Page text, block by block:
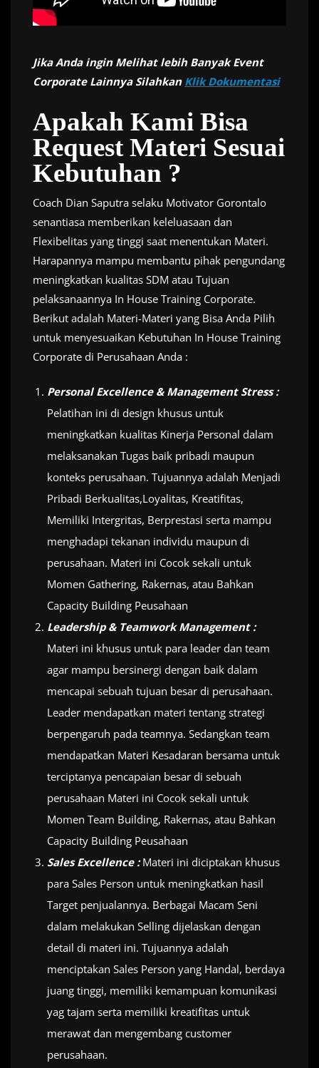
Jika Anda ingin Melihat lebih Banyak Event
Corporate Lainnya Silahkan Klik Dokumentasi
Apakah Kami Bisa
Request Materi Sesuai
Kebutuhan ?
Coach Dian Saputra selaku Motivator Gorontalo
senantiasa memberikan keleluasaan dan
Flexibelitas yang tinggi saat menentukan Materi.
Harapannya mampu membantu pihak pengundang
meningkatkan kualitas SDM atau Tujuan
pelaksanaannya In House Training Corporate.
Berikut adalah Materi-Materi yang Bisa Anda Pilih
untuk menyesuaikan Kebutuhan In House Training
Corporate di Perusahaan Anda :
Personal Excellence & Management Stress :
Pelatihan ini di design khusus untuk
meningkatkan kualitas Kinerja Personal dalam
melaksanakan Tugas baik pribadi maupun
konteks perusahaan. Tujuannya adalah Menjadi
Pribadi Berkualitas,Loyalitas, Kreatifitas,
Memiliki Intergritas, Berprestasi serta mampu
menghadapi tekanan individu maupun di
perusahaan. Materi ini Cocok sekali untuk
Momen Gathering, Rakernas, atau Bahkan
Capacity Building Peusahaan
Leadership & Teamwork Management :
Materi ini khusus untuk para leader dan team
agar mampu bersinergi dengan baik dalam
mencapai sebuah tujuan besar di perusahaan.
Leader mendapatkan materi tentang strategi
berpengaruh pada teamnya. Sedangkan team
mendapatkan Materi Kesadaran bersama untuk
terciptanya pencapaian besar di sebuah
perusahaan Materi ini Cocok sekali untuk
Momen Team Building, Rakernas, atau Bahkan
Capacity Building Peusahaan
Sales Excellence :Materi ini diciptakan khusus
para Sales Person untuk meningkatkan hasil
Target penjualannya. Berbagai Macam Seni
dalam melakukan Selling dijelaskan dengan
detail di materi ini. Tujuannya adalah
menciptakan Sales Person yang Handal, berdaya
juang tinggi, memiliki kemampuan komunikasi
yag tajam serta memiliki kreatifitas untuk
merawat dan mengembang customer
perusahaan.